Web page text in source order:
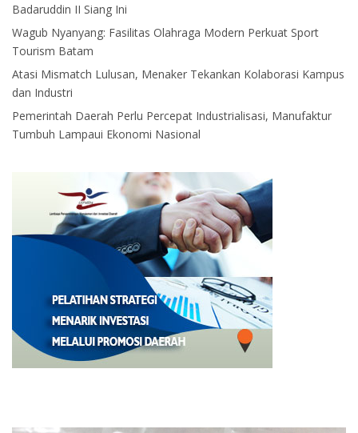
Badaruddin II Siang Ini
Wagub Nyanyang: Fasilitas Olahraga Modern Perkuat Sport
Tourism Batam
Atasi Mismatch Lulusan, Menaker Tekankan Kolaborasi Kampus
dan Industri
Pemerintah Daerah Perlu Percepat Industrialisasi, Manufaktur
Tumbuh Lampaui Ekonomi Nasional